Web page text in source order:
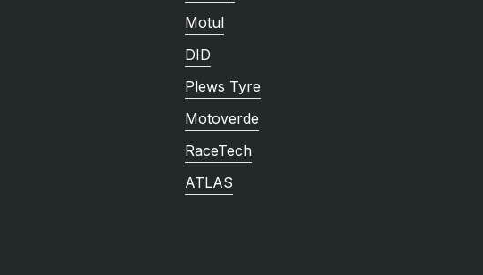
Motul
DID
Plews Tyre
Motoverde
RaceTech
ATLAS